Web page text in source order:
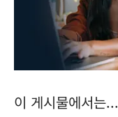
이 게시물에서는...